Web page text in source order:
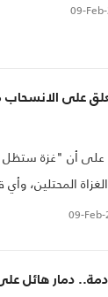
09-
على الانسحاب
على أن "غزة ستظل
المحتلين، وأي
09-
دمار هائل